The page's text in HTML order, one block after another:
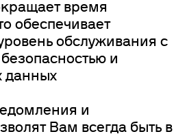
время
обеспечивает
обслуживания с
и
данных
и
Вам всегда быть в